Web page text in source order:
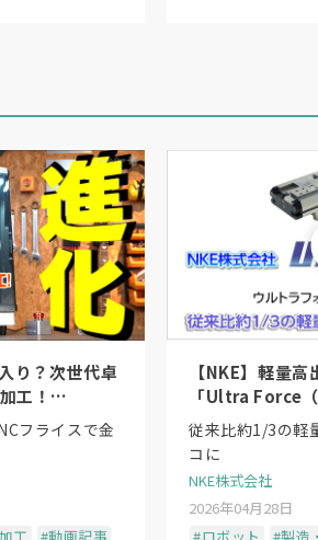
の電解研磨には六価クロムが用
研では、独自にクロムフリーの
にも対応できる実用レベルの技
る新たな経済発展を
ーの電解研磨を用いて、ArUcoマ
強みです」（同）
マーカーにより、キャリブレー
」のポータブ
遠隔化も現実味を帯びてくる。
り？次世代卓
工！
フライスで金
【NKE】軽量
「Ultra Force
シリーズ」〜日
ンダ機構
従来比約1/3の軽
コに
NKE株式会社
2026年04月28日